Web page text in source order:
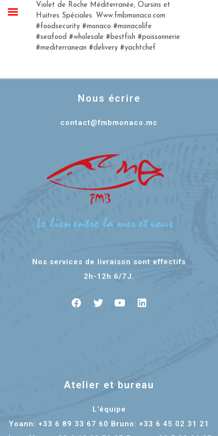
Violet de Roche Méditerranée, Oursins et
Huitres Spéciales. Www.fmbmonaco.com
#foodsecurity #monaco #monacolife
#seafood #wholesale #bestfish #poissonnerie
#mediterranean #delivery #yachtchef
Nous écrire
contact@fmbmonaco.mc
Nos services de livraison sont effectifs
2h-12h 6/7J.
Atelier et bureau
L'équipe
Yoann: +33 6 89 33 67 60 Bruno: +33 6 45 02 31 21